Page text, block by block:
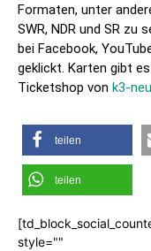
Formaten, unter
SWR, NDR und SR
bei Facebook,
geklickt. Karten gibt
Ticketshop von k3-
teilen
teilen
style=""